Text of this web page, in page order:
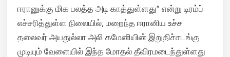
ஈரானுக்கு மிக பலத்த அடி காத்துள்ளது” என்று டிரம்ப்
எச்சரித்துள்ள நிலையில், மறைந்த ஈரானிய உச்ச
தலைவர் அயதுல்லா அலி கமேனியின் இறுதிச்சடங்கு
முடியும் வேளையில் இந்த மோதல் தீவிரமடைந்துள்ளது